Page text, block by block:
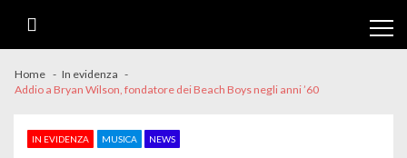
Home
In evidenza
Addio a Bryan Wilson, fondatore dei Beach Boys negli anni ’60
IN EVIDENZA MUSICA NEWS